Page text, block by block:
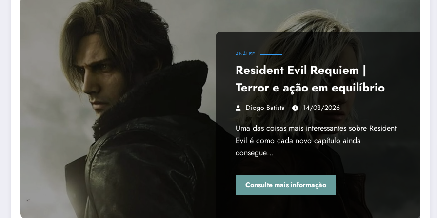
ANÁLISE
Resident Evil Requiem |
Terror e ação em equilíbrio
Diogo Batista 14/03/2026
Uma das coisas mais interessantes sobre Resident
Evil é como cada novo capítulo ainda
consegue…
Consulte mais informação